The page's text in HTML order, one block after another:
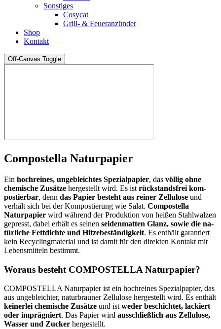
Sonstiges
Cosycat
Grill- & Feueranzünder
Shop
Kontakt
Off-Canvas Toggle
Compostella Naturpapier
Ein hochreines, ungebleichtes Spezialpapier, das völlig ohne
chemische Zusätze hergestellt wird. Es ist rück­stands­frei kom­
postier­bar, denn das Pa­pier besteht aus reiner Zellulose und
verhält sich bei der Kom­pos­tierung wie Sa­lat. Compostella
Naturpapier wird während der Pro­duk­tion von heißen Stahl­wal­zen
gepresst, dabei erhält es seinen sei­den­mat­ten Glanz, sowie die na­
tür­liche Fett­dich­te und Hitze­be­ständig­keit. Es enthält ga­ran­tiert
kein Re­cy­cling­ma­te­rial und ist damit für den di­rek­ten Kon­takt mit
Le­bens­mit­teln be­stimmt.
Woraus besteht COMPOSTELLA Naturpapier?
COMPOSTELLA Naturpapier ist ein hoch­reines Spe­zial­pa­pier, das
aus un­ge­bleich­ter, na­tur­brau­ner Zel­lu­lo­se her­ge­stellt wird. Es enthält
kei­ner­lei che­mi­sche Zu­sätze und ist we­der be­schich­tet, la­ckiert
oder im­präg­niert. Das Pa­pier wird aus­schließ­lich aus Zel­lu­lo­se,
Was­ser und Zu­cker her­ge­stellt.